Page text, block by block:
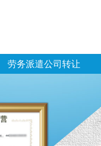
劳务派遣公司转让